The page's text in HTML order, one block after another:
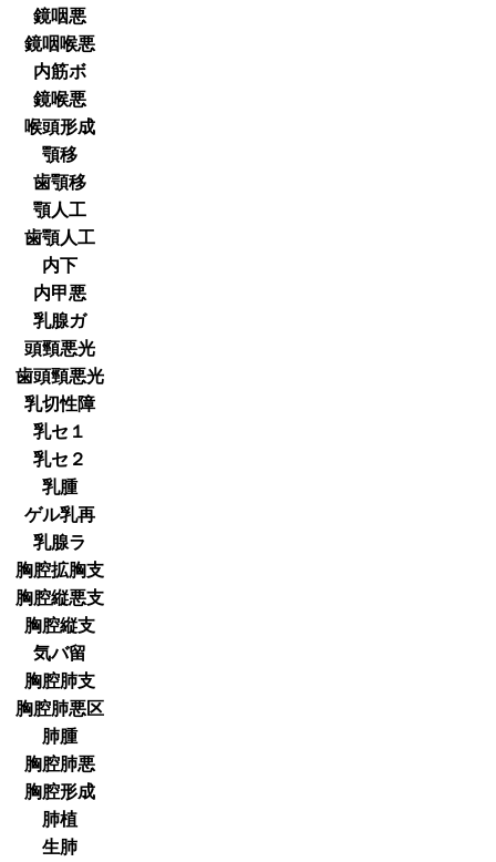
鏡咽悪
鏡咽喉悪
内筋ボ
鏡喉悪
喉頭形成
顎移
歯顎移
顎人工
歯顎人工
内下
内甲悪
乳腺ガ
頭頸悪光
歯頭頸悪光
乳切性障
乳セ１
乳セ２
乳腫
ゲル乳再
乳腺ラ
胸腔拡胸支
胸腔縦悪支
胸腔縦支
気バ留
胸腔肺支
胸腔肺悪区
肺腫
胸腔肺悪
胸腔形成
肺植
生肺